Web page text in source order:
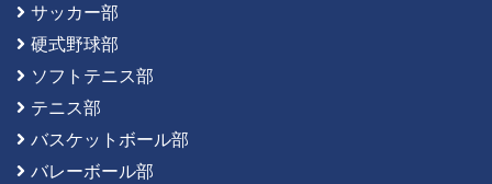
サッカー部
硬式野球部
ソフトテニス部
テニス部
バスケットボール部
バレーボール部